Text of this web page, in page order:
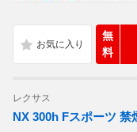
無
料
レクサス
NX 300h Fスポーツ 禁